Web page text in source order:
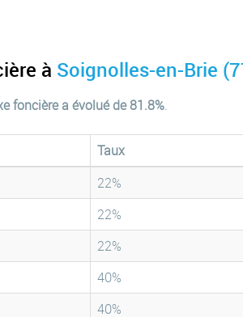
à Soignolles-en-Brie
foncière a évolué de 81.8%.
Taux
22%
22%
22%
40%
40%